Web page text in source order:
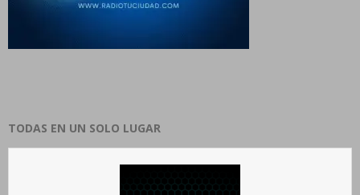
TODAS EN UN SOLO LUGAR